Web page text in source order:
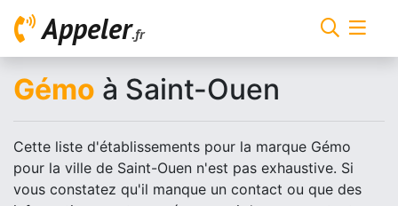
Appeler.fr
Gémo à Saint-Ouen
Cette liste d'établissements pour la marque Gémo
pour la ville de Saint-Ouen n'est pas exhaustive. Si
vous constatez qu'il manque un contact ou que des